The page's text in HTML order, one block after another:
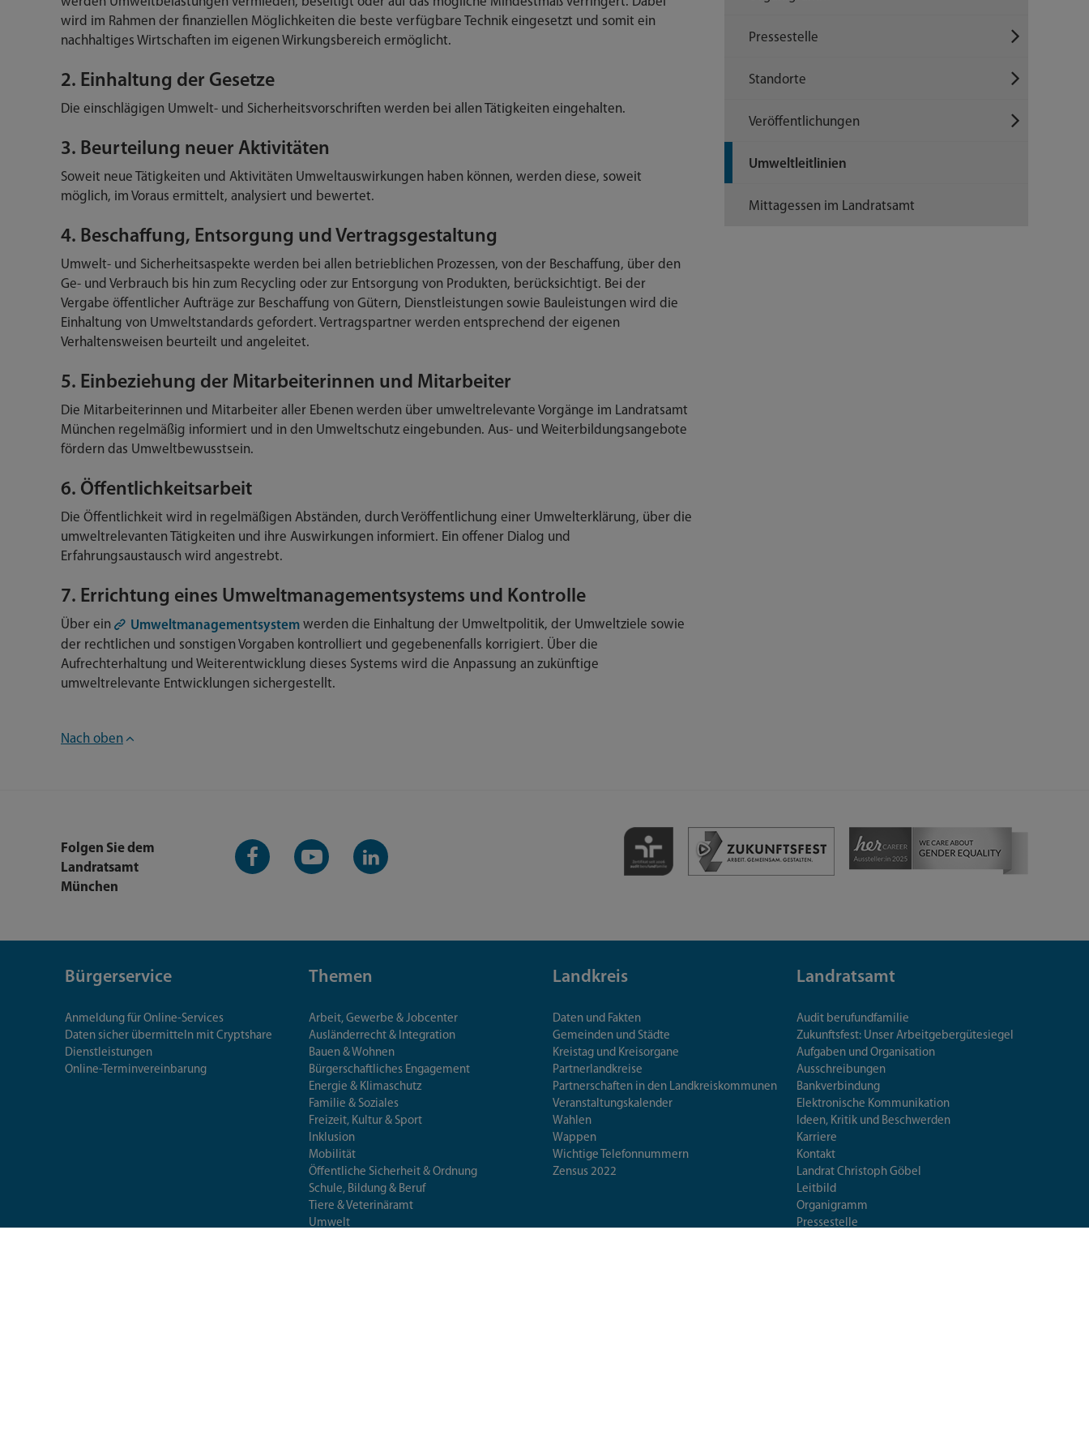
wird im Rahmen der finanziellen Möglichkeiten die beste verfügbare Technik eingesetzt und somit ein
nachhaltiges Wirtschaften im eigenen Wirkungsbereich ermöglicht.
2. Einhaltung der Gesetze
Die einschlägigen Umwelt- und Sicherheitsvorschriften werden bei allen Tätigkeiten eingehalten.
3. Beurteilung neuer Aktivitäten
Soweit neue Tätigkeiten und Aktivitäten Umweltauswirkungen haben können, werden diese, soweit
möglich, im Voraus ermittelt, analysiert und bewertet.
4. Beschaffung, Entsorgung und Vertragsgestaltung
Umwelt- und Sicherheitsaspekte werden bei allen betrieblichen Prozessen, von der Beschaffung, über den
Ge- und Verbrauch bis hin zum Recycling oder zur Entsorgung von Produkten, berücksichtigt. Bei der
Vergabe öffentlicher Aufträge zur Beschaffung von Gütern, Dienstleistungen sowie Bauleistungen wird die
Einhaltung von Umweltstandards gefordert. Vertragspartner werden entsprechend der eigenen
Verhaltensweisen beurteilt und angeleitet.
5. Einbeziehung der Mitarbeiterinnen und Mitarbeiter
Die Mitarbeiterinnen und Mitarbeiter aller Ebenen werden über umweltrelevante Vorgänge im Landratsamt
München regelmäßig informiert und in den Umweltschutz eingebunden. Aus- und Weiterbildungsangebote
fördern das Umweltbewusstsein.
6. Öffentlichkeitsarbeit
Die Öffentlichkeit wird in regelmäßigen Abständen, durch Veröffentlichung einer Umwelterklärung, über die
umweltrelevanten Tätigkeiten und ihre Auswirkungen informiert. Ein offener Dialog und
Erfahrungsaustausch wird angestrebt.
7. Errichtung eines Umweltmanagementsystems und Kontrolle
Über ein Umweltmanagementsystem werden die Einhaltung der Umweltpolitik, der Umweltziele sowie
der rechtlichen und sonstigen Vorgaben kontrolliert und gegebenenfalls korrigiert. Über die
Aufrechterhaltung und Weiterentwicklung dieses Systems wird die Anpassung an zukünftige
umweltrelevante Entwicklungen sichergestellt.
Pressestelle
Standorte
Veröffentlichungen
Umweltleitlinien
Mittagessen im Landratsamt
Nach oben
Folgen Sie dem
Landratsamt
München
Facebook-
Seite
YouTube-
Kanal
LinkedIn-
Kanal
Bürgerservice
Anmeldung für Online-Services
Daten sicher übermitteln mit Cryptshare
Dienstleistungen
Online-Terminvereinbarung
Themen
Arbeit, Gewerbe & Jobcenter
Ausländerrecht & Integration
Bauen & Wohnen
Bürgerschaftliches Engagement
Energie & Klimaschutz
Familie & Soziales
Freizeit, Kultur & Sport
Inklusion
Mobilität
Öffentliche Sicherheit & Ordnung
Schule, Bildung & Beruf
Tiere & Veterinäramt
Umwelt
Landkreis
Daten und Fakten
Gemeinden und Städte
Kreistag und Kreisorgane
Partnerlandkreise
Partnerschaften in den Landkreiskommunen
Veranstaltungskalender
Wahlen
Wappen
Wichtige Telefonnummern
Zensus 2022
Landratsamt
Audit berufundfamilie
Zukunftsfest: Unser Arbeitgebergütesiegel
Aufgaben und Organisation
Ausschreibungen
Bankverbindung
Elektronische Kommunikation
Ideen, Kritik und Beschwerden
Karriere
Kontakt
Landrat Christoph Göbel
Leitbild
Organigramm
Pressestelle